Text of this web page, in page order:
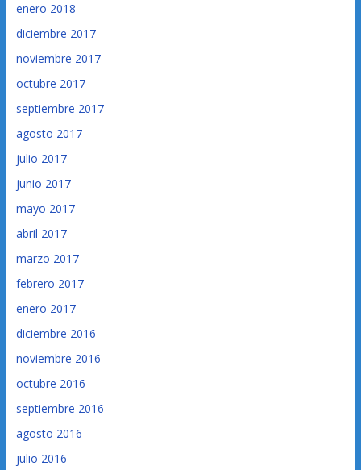
enero 2018
diciembre 2017
noviembre 2017
octubre 2017
septiembre 2017
agosto 2017
julio 2017
junio 2017
mayo 2017
abril 2017
marzo 2017
febrero 2017
enero 2017
diciembre 2016
noviembre 2016
octubre 2016
septiembre 2016
agosto 2016
julio 2016